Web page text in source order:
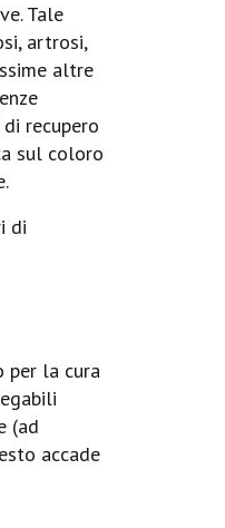
Tale
artrosi,
altre
recupero
sul coloro
di
per la cura
(ad
accade